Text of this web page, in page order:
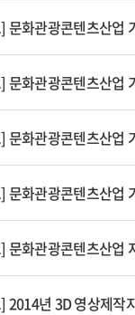
문화관광콘텐츠산업
문화관광콘텐츠산업
문화관광콘텐츠산업
문화관광콘텐츠산업
문화관광콘텐츠산업
2014년 3D 영상제작